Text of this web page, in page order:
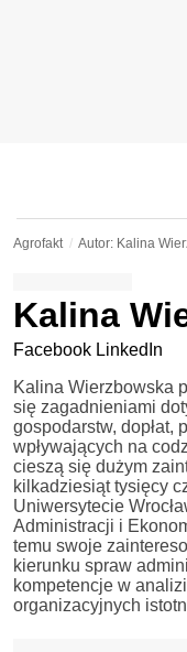
Agrofakt Autor: Kalina
Kalina
Facebook LinkedIn
Kalina Wierzbowska
się zagadnieniami
gospodarstw, dopłat,
wpływających na
cieszą się dużym
kilkadziesiąt tysięcy
Uniwersytecie
Administracji i
temu swoje
kierunku spraw
kompetencje w
organizacyjnych